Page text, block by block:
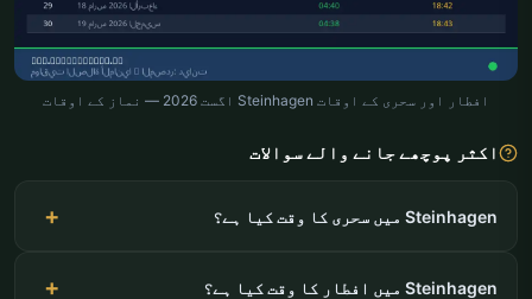
افطار اور سحری کے اوقات Steinhagen اگست 2026 — نماز کے اوقات
اکثر پوچھے جانے والے سوالات
Steinhagen میں سحری کا وقت کیا ہے؟
Steinhagen میں افطار کا وقت کیا ہے؟